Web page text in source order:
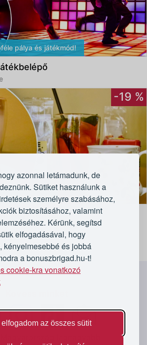
azonnal letámadunk, de
Sütiket használunk a
személyre szabásához,
biztosításához, valamint
Kérünk, segítsd
elfogadásával, hogy
kényelmesebbé és jobbá
a bonuszbrigad.hu-t!
cookie-kra vonatkozó
elfogadom az összes sütit
pálya és játékmód!
-19 %
kedvence
vagy teával
`
legnagyobb